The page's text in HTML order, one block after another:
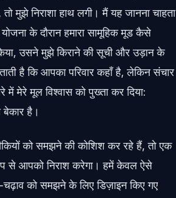
मुझे निराशा हाथ लगी। मैं यह जानना चाहता
के दौरान हमारा सामूहिक मूड कैसे
उसने मुझे किराने की सूची और उड़ान के
है कि आपका परिवार कहाँ है, लेकिन संचार
मेरे मूल विश्वास को पुख्ता कर दिया:
बेकार है।
को समझने की कोशिश कर रहे हैं, तो एक
से आपको निराश करेगा। हमें केवल ऐसे
को समझने के लिए डिज़ाइन किए गए